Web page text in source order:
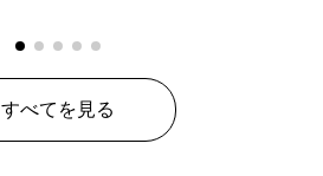
すべてを見る